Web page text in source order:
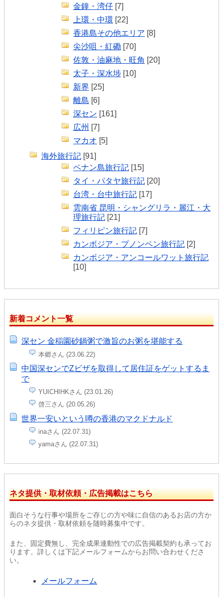
金鐘・湾仔 [7]
上環・中環 [22]
香港島その他エリア [8]
尖沙咀・紅磡 [70]
佐敦・油麻地・旺角 [20]
太子・深水埗 [10]
新界 [25]
離島 [6]
深セン [161]
広州
[7]
マカオ [5]
海外旅行記 [91]
ペナン島旅行記 [15]
タイ・パタヤ旅行記 [20]
台湾・台中旅行記 [17]
雲南省 昆明・シャングリラ・麗江・大
理旅行記 [21]
フィリピン旅行記 [7]
カンボジア・プノンペン旅行記 [2]
カンボジア・アンコールワット旅行記
[10]
新着コメント一覧
深セン 金稲園砂鍋粥で激旨のお粥を堪能する
本郷さん (23.06.22)
中国深センでZビザを取得して居住証をゲットするま
で
YUICHIHKさん (23.01.26)
啓三さん (20.05.26)
世界一安いという噂の香港のマクドナルド
inaさん (22.07.31)
yamaさん (22.07.31)
ネタ提供・取材依頼・広告掲載はこちら
面白そうな行事や場所をご存じの方や味に自信のあるお店の方か
らのネタ提供・取材依頼を随時募集中です。
また、固定費無し、完全成果連動性での広告掲載契約も承ってお
ります。詳しくは下記メールフォームからお問い合わせくださ
い。
メールフォーム